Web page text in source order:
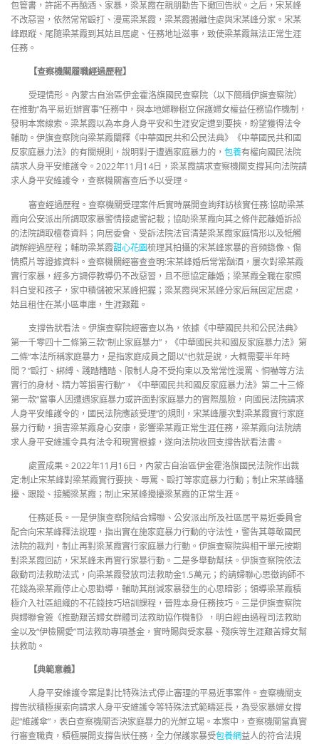
包管書，許諾不再酗酒、家暴，梁某霞在親朋勸告下撤回告狀。之后，宋某峰
不改惡習，依然常常毆打、漫罵梁某霞，梁某霞搬離住處與宋某峰分家。宋某
峰跟蹤、尾隨梁某霞到其姑且居處、任務地址滋事，致使梁某霞無法正常生涯
任務。
【查察機關履職經過歷程】
受理情形。內蒙古自治區伊金霍洛旗國民查察院（以下簡稱伊旗查察院）
在推動“為平易近辦實事”任務中，與本地婦聯樹立保護婦女權益任務協作機制，
發明本案線索。梁某霞以為本身人身平安和生涯安定遭到要挾，盼望獲得法令
輔助。伊旗查察院向梁某霞闡釋《中華國民共和公民法典》《中華國民共和國
反家庭暴力法》的有關規則，說明對于遭遇家庭暴力的， 包養有權向國民法院
請求人身平安維護令。2022年11月14日，梁某霞請求查察機關支撐其向法院請
求人身平安維護令，查察機關審查后予以受理。
審查經過歷程。查察機關受理案件后實時展開查詢拜訪核實任務:協助梁某
霞向公安派出所調取家暴警情接處警記載；協助梁某霞向其之條件起離婚訴訟
的法院調取檀卷資料；向居委會、受訴法院法官清楚梁某霞家庭情形以及牴觸
調解經過歷程；輔助梁某霞甜心花園梳理其拍攝的宋某峰家暴的音頻錄像、傷
情照片等證據資料。查察機關經審查查明:宋某峰婚后常常酗酒，屢次對梁某霞
實行家暴，經多方調停教導仍不改惡習，且不愿協定離婚；梁某霞全職在家照
料白叟和孩子，家中積儲被宋某峰把握；梁某霞與宋某峰分家后無固定居處，
姑且租住在某小區車庫，生涯艱難。
支撐告狀看法。伊旗查察院經審查以為，依據《中華國民共和公民法典》
第一千零四十二條第三款“制止家庭暴力”，《中華國民共和國反家庭暴力法》第
二條“本法所稱家庭暴力，是指家庭成員之間以“也就是說，大概需要半年時
間？”毆打、綁縛、踐踏糟踏、限制人身不受拘束以及常常性漫罵、恫嚇等方法
實行的身材、精力等損害行動”，《中華國民共和國反家庭暴力法》第二十三條
第一款“當事人因遭遇家庭暴力或許面對家庭暴力的實際風險，向國民法院請求
人身平安維護令的，國民法院應該受理”的規則，宋某峰屢次對梁某霞實行家庭
暴力行動，損害梁某霞身心安康，影響梁某霞正常生涯任務，梁某霞向法院請
求人身平安維護令具有法令和現實根據，遂向法院收回支撐告狀看法書。
處置成果。2022年11月16日，內蒙古自治區伊金霍洛旗國民法院作出裁
定:制止宋某峰對梁某霞實行要挾、辱罵、毆打等家庭暴力行動；制止宋某峰騷
擾、跟蹤、接觸梁某霞；制止宋某峰攪擾梁某霞的正常生涯。
任務延長。一是伊旗查察院結合婦聯、公安派出所及社區居平易近委員會
配合向宋某峰釋法說理，指出實在施家庭暴力行動的守法性，警告其尊敬國民
法院的裁判，制止再對梁某霞實行家庭暴力行動。伊旗查察院與相干單元按期
對梁某霞回訪，宋某峰未再實行家暴行動。二是多舉動幫扶。伊旗查察院依法
啟動司法救助法式，向梁某霞發放司法救助金1.5萬元；約請婦聯心思徵詢師不
花錢為梁某霞停止心思勸導，輔助其削減家暴發生的心思暗影；領導梁某霞積
極介入社區組織的不花錢技巧培訓課程，晉陞本身任務技巧。三是伊旗查察院
與婦聯會簽《推動艱苦婦女群體司法救助協作機制》，明白經由過程司法救助
金以及“伊檢關愛”司法救助專項基金，實時賜與受家暴、殘疾等生涯艱苦婦女幫
扶救助。
【典範意義】
人身平安維護令案是對比特殊法式停止審理的平易近事案件。查察機關支
撐告狀積極摸索向請求人身平安維護令等特殊法式範疇延長，為受家暴婦女撐
起“維護傘”，表白查察機關否決家庭暴力的光鮮立場。本案中，查察機關當真實
行審查職責，積極展開支撐告狀任務，全力保護家暴受包養網益人的符合法規